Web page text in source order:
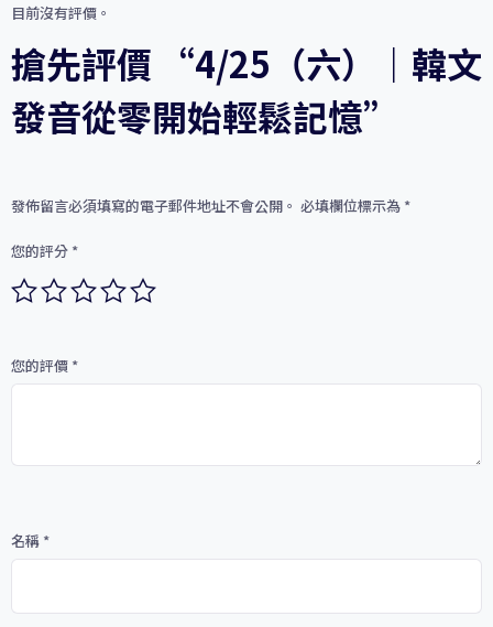
數
目前沒有評價。
搶先評價 “4/25（六）｜韓文
發音從零開始輕鬆記憶”
發佈留言必須填寫的電子郵件地址不會公開。 必填欄位標示為 *
您的評分 *
您的評價 *
名稱 *